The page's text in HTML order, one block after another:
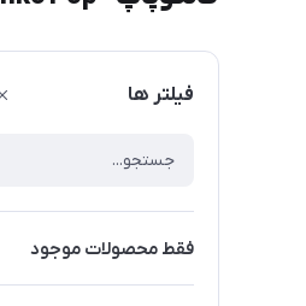
فیلتر ها
فقط محصولات موجود